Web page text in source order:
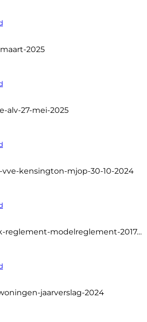
2025
alv-27-mei-2025
vve-kensington-mjop-30-10-2024
585-huishoudelijk-reglement-modelreglement-2017-artikel-3-5-is-aangevuld
jaarverslag-2024